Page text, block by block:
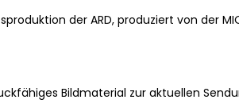
der ARD, produziert von der
Bildmaterial zur aktuellen